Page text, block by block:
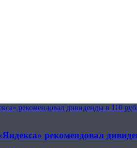
рекомендовал дивиденды в 110
рекомендовал